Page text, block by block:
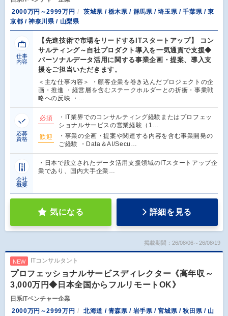
2000万円～2999万円
茨城県 / 栃木県 / 群馬県 / 埼玉県 / 千葉県 / 東
京都 / 神奈川県 / 山梨県
仕事
内容
【先進技術で市場をリードするITスタートアップ】 コン
サルティング～自社プロダクト導入を一気通貫で支援◆
パーソナルデータ活用に関する事業企画・提案、導入支
援をご担当いただきます。
＜主な仕事内容＞ ・顧客企業を巻き込んだプロジェクトの企
画・推進 ・経営層を含むステークホルダーとの折衝・事業戦
略への反映 ・…
応募
資格
必須
・IT業界でのコンサルティング経験またはプロフェッ
ショナルサービスの営業経験（1…
歓迎
・事業の企画・提案や関連する内容を含む事業開発の
ご経験 ・Data＆AI/Secu…
会社
概要
・日本で設立されたデータ活用支援領域のITスタートアップ企
業であり、国内大手企業…
気になる 詳細を見る
掲載期間：26/08/06～26/08/19
NEW ITコンサルタント
プロフェッショナルサービスディレクター《高年収～
3,000万円◆日本全国からフルリモートOK》
日系ITベンチャー企業
2000万円～2999万円
北海道 / 青森県 / 岩手県 / 宮城県 / 秋田県 / 山